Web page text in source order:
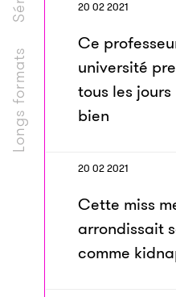
Longs formats
20 02 2021
Ce
université
tous les
bien
20 02 2021
Cette miss
arrondissait
comme